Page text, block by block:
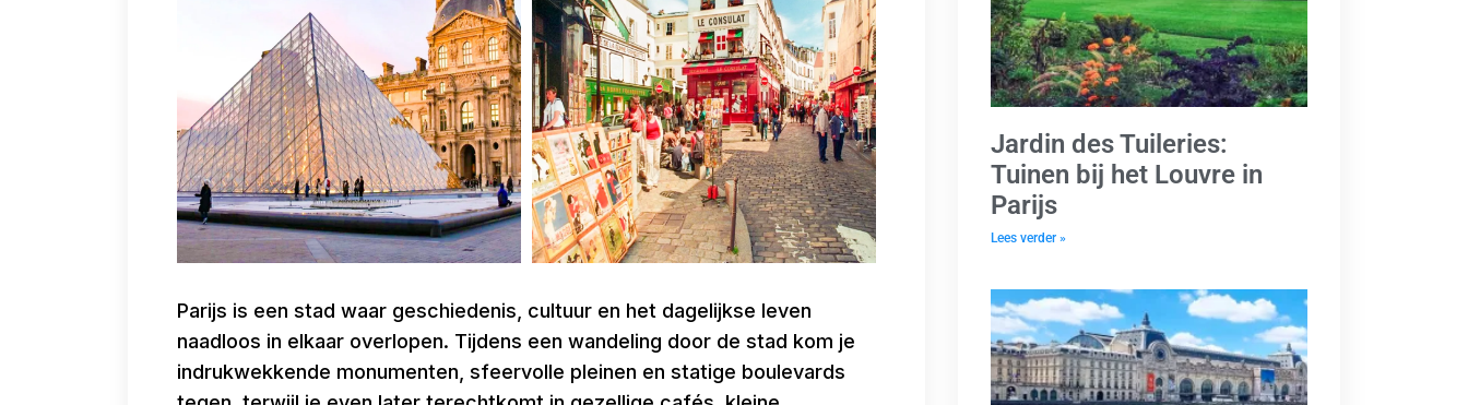
Parijs is een stad waar geschiedenis, cultuur en het dagelijkse leven
naadloos in elkaar overlopen. Tijdens een wandeling door de stad kom je
indrukwekkende monumenten, sfeervolle pleinen en statige boulevards
Jardin des Tuileries:
Tuinen bij het Louvre in
Parijs
Lees verder »